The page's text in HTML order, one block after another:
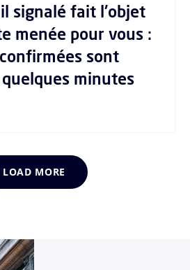
signalé fait l'objet
menée pour vous :
sont
minutes
LOAD MORE